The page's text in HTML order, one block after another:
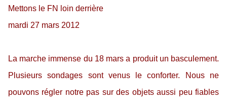
Mettons le FN loin derrière
mardi 27 mars 2012
La marche immense du 18 mars a produit un basculement.
Plusieurs sondages sont venus le conforter. Nous ne
pouvons régler notre pas sur des objets aussi peu fiables